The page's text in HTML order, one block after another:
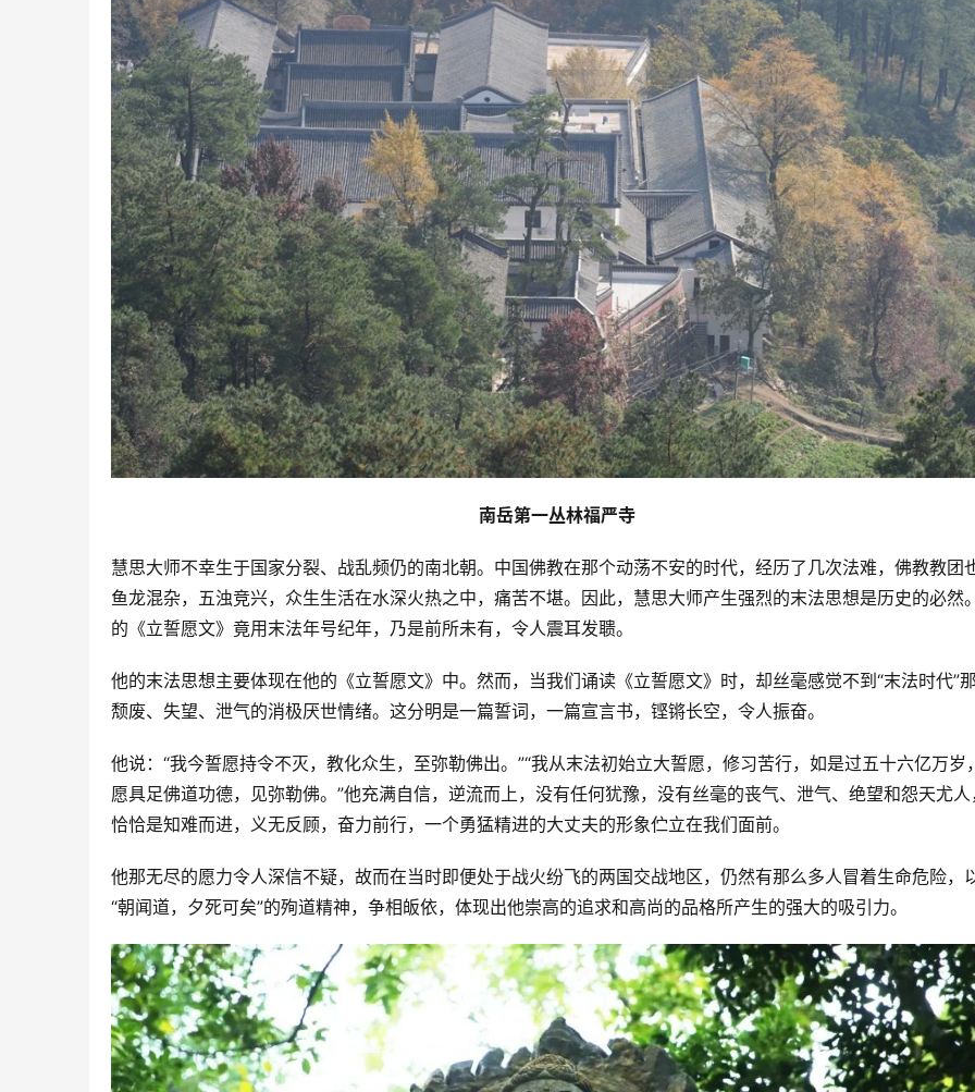
南岳第一丛林福严寺
慧思大师不幸生于国家分裂、战乱频仍的南北朝。中国佛教在那个动荡不安的时代，经历了几次法难，佛教教团
鱼龙混杂，五浊竞兴，众生生活在水深火热之中，痛苦不堪。因此，慧思大师产生强烈的末法思想是历史的必然
的《立誓愿文》竟用末法年号纪年，乃是前所未有，令人震耳发聩。
他的末法思想主要体现在他的《立誓愿文》中。然而，当我们诵读《立誓愿文》时，却丝毫感觉不到“末法时代”
颓废、失望、泄气的消极厌世情绪。这分明是一篇誓词，一篇宣言书，铿锵长空，令人振奋。
他说：“我今誓愿持令不灭，教化众生，至弥勒佛出。”“我从末法初始立大誓愿，修习苦行，如是过五十六亿万岁
愿具足佛道功德，见弥勒佛。”他充满自信，逆流而上，没有任何犹豫，没有丝毫的丧气、泄气、绝望和怨天尤人
恰恰是知难而进，义无反顾，奋力前行，一个勇猛精进的大丈夫的形象伫立在我们面前。
他那无尽的愿力令人深信不疑，故而在当时即便处于战火纷飞的两国交战地区，仍然有那么多人冒着生命危险，
“朝闻道，夕死可矣”的殉道精神，争相皈依，体现出他崇高的追求和高尚的品格所产生的强大的吸引力。